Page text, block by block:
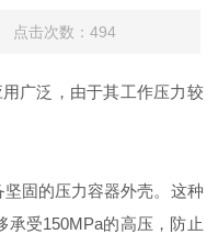
击次数：494
广泛，由于其工作压力较
固的压力容器外壳。这种
受150MPa的高压，防止